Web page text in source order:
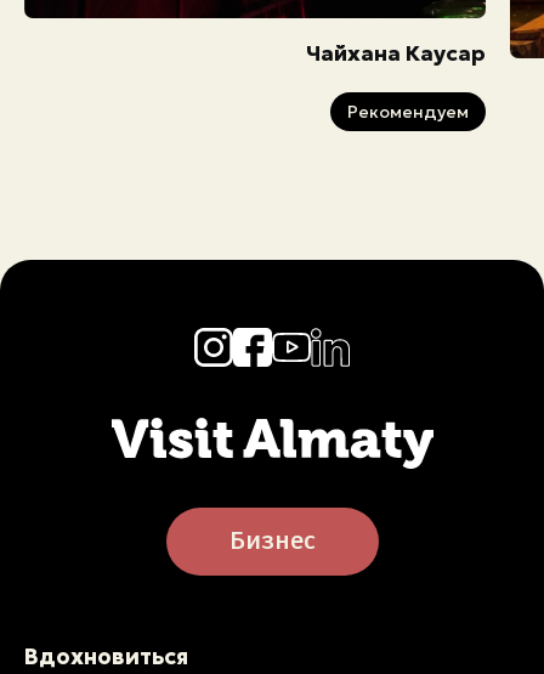
Чайхана Каусар
Рекомендуем
Бизнес
Вдохновиться